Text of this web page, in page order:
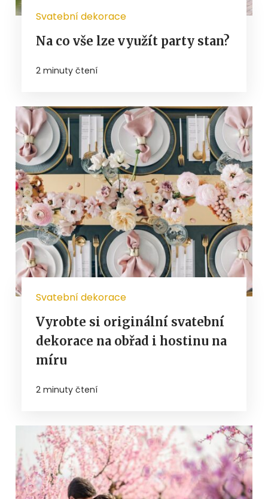
Svatební dekorace
Na co vše lze využít party stan?
2 minuty čtení
Svatební dekorace
Vyrobte si originální svatební
dekorace na obřad i hostinu na
míru
2 minuty čtení